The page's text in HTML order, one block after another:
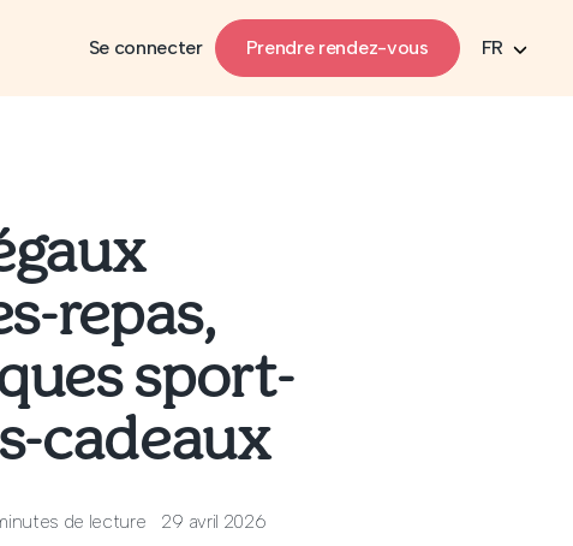
Se connecter Prendre rendez-vous FR
repas,
sport-
cadeaux
de lecture 29 avril 2026